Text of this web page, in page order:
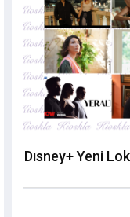
Dısney+ Yeni